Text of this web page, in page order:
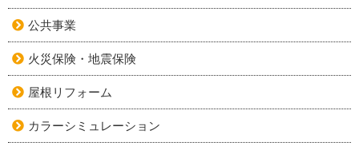
公共事業
火災保険・地震保険
屋根リフォーム
カラーシミュレーション